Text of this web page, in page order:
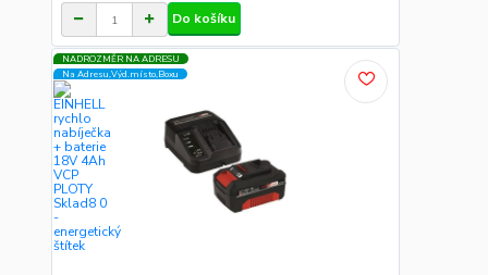
Do košíku
NADROZMĚR NA ADRESU
Na Adresu,Výd.místo,Boxu